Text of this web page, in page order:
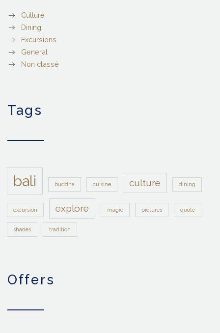
Culture
Dining
Excursions
General
Non classé
tags
bali buddha cuisine culture dining
excursion explore magic pictures quote
shades tradition
offers